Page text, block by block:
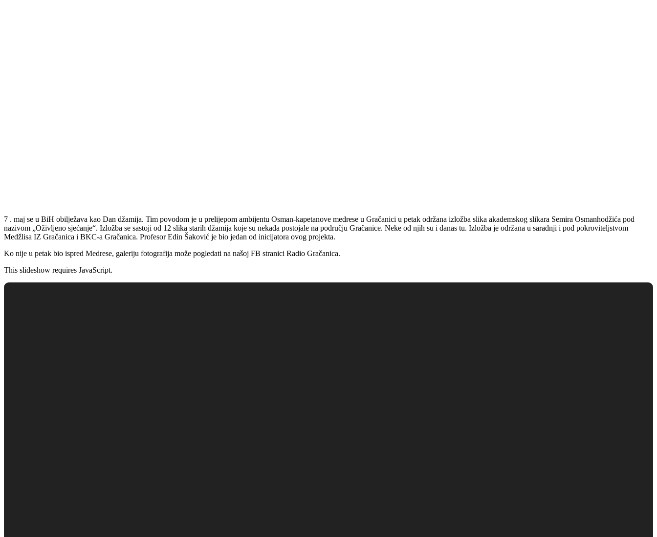
7 . maj se u BiH obilježava kao Dan džamija. Tim povodom je u prelijepom ambijentu Osman-kapetanove medrese u Gračanici u petak održana izložba slika akademskog slikara Semira Osmanhodžića pod
nazivom „Oživljeno sjećanje“. Izložba se sastoji od 12 slika starih džamija koje su nekada postojale na području Gračanice. Neke od njih su i danas tu. Izložba je održana u saradnji i pod pokroviteljstvom
Medžlisa IZ Gračanica i BKC-a Gračanica. Profesor Edin Šaković je bio jedan od inicijatora ovog projekta.
Ko nije u petak bio ispred Medrese, galeriju fotografija može pogledati na našoj FB stranici Radio Gračanica.
This slideshow requires JavaScript.